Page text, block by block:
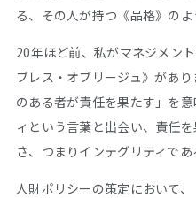
る、その人が持つ《品格》のよ
20年ほど前、私がマネジメン
ブレス・オブリージュ》があ
のある者が責任を果たす」を
ィという言葉と出会い、責任
さ、つまりインテグリティであ
人財ポリシーの策定において